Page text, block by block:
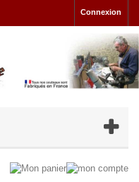
Connexion